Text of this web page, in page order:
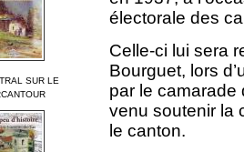
SUR LE
électorale des
Celle-ci lui sera
Bourguet, lors
par le camarade
venu soutenir la
le canton.